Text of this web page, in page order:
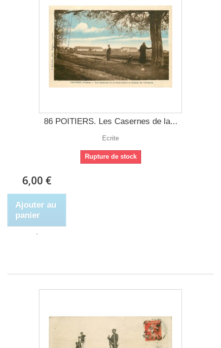
86 POITIERS. Les Casernes de la...
Ecrite
Rupture de stock
6,00 €
Ajouter au
panier